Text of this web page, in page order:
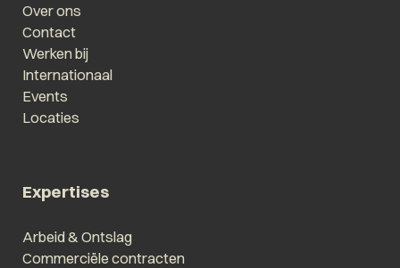
Over ons
Contact
Werken bij
Internationaal
Events
Locaties
Expertises
Arbeid & Ontslag
Commerciële contracten